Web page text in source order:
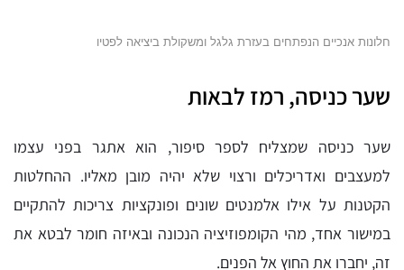
חלונות אנכיים הנפתחים בעזרת גלגל ומשקולת ביציאה לפטיו
שער כניסה, רמז לבאות
שער כניסה שמצליח לספר סיפור, הוא אתגר בפני עצמו
למעצבים ואדריכלים ורצוי שלא יהיה מובן מאליו. ההחלטות
הקטנות על אילו אלמנטים שונים ופונקציות צריכות להתקיים
במישור אחד, מהי הקומפוזיציה הנכונה ובאיזה חומר לבטא את
זה, יחברו את החוץ אל הפנים.